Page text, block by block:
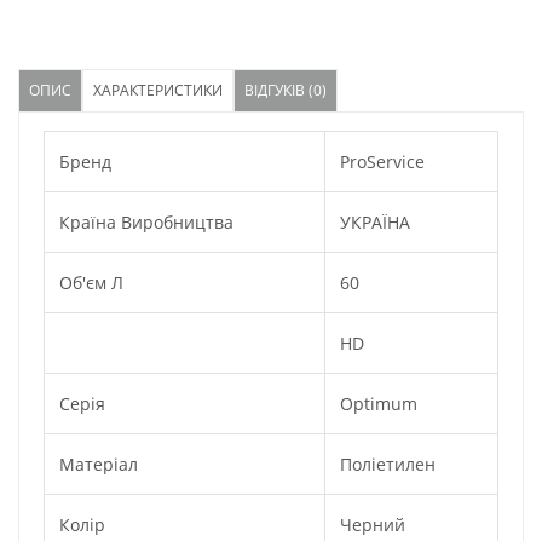
ОПИС ХАРАКТЕРИСТИКИ ВІДГУКІВ (0)
Бренд ProService
Країна Виробництва УКРАЇНА
Об'єм Л 60
HD
Серія Optimum
Матеріал Поліетилен
Колір Черний